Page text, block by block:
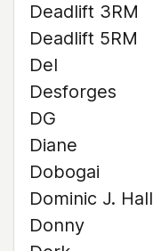
Deadlift 3RM
Deadlift 5RM
Del
Desforges
DG
Diane
Dobogai
Dominic J. Hall
Donny